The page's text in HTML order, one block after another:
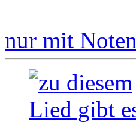
nur mit Noten